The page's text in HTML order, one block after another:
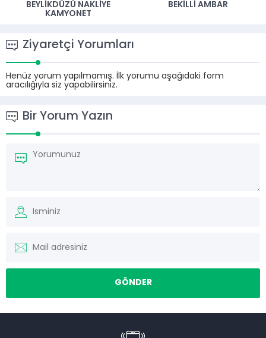
BEYLIKDÜZÜ NAKLIYE
KAMYONET
BEKILLI AMBAR
Ziyaretçi Yorumları
Henüz yorum yapılmamış. İlk yorumu aşağıdaki form
aracılığıyla siz yapabilirsiniz.
Bir Yorum Yazın